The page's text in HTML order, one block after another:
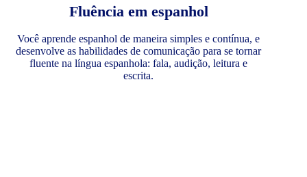
Fluência em espanhol
Você aprende espanhol de maneira simples e contínua, e
desenvolve as habilidades de comunicação para se tornar
fluente na língua espanhola: fala, audição, leitura e
escrita.